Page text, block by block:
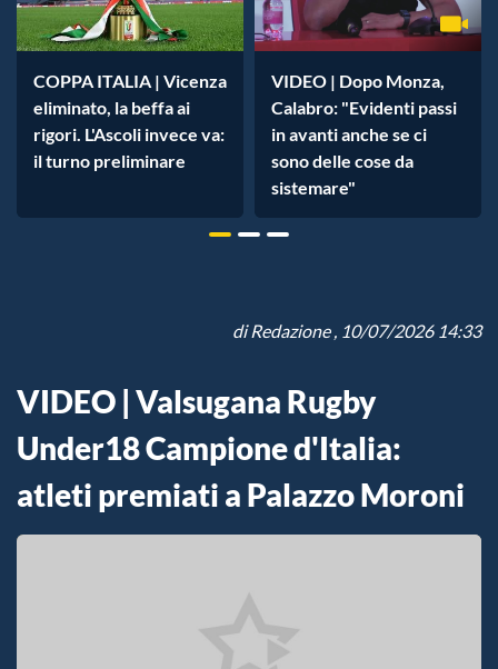
COPPA ITALIA | Vicenza
eliminato, la beffa ai
rigori. L'Ascoli invece va:
il turno preliminare
VIDEO | Dopo Monza,
Calabro: "Evidenti passi
in avanti anche se ci
sono delle cose da
sistemare"
diRedazione, 10/07/2026 14:33
VIDEO | Valsugana Rugby
Under18 Campione d'Italia:
atleti premiati a Palazzo Moroni